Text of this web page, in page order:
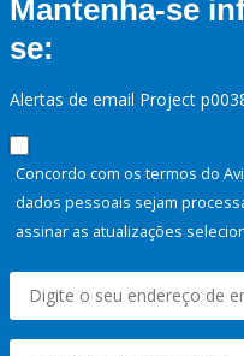
Mantenha-se
se:
Alertas de email Project
Concordo com os termos do
dados pessoais sejam
assinar as atualizações